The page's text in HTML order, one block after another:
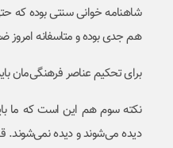
شاهنامه خوانی سنتی بوده که
هم جدی بوده و متاسفانه
برای تحکیم عناصر فرهنگی‌مان
نکته سوم هم این است که ما
دیده می‌شوند و دیده نمی‌شوند.